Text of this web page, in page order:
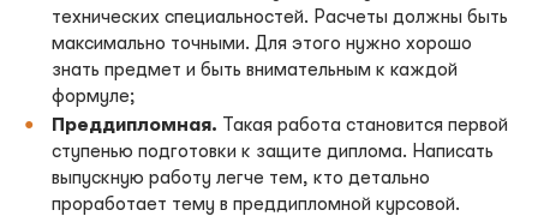
технических специальностей. Расчеты должны быть
максимально точными. Для этого нужно хорошо
знать предмет и быть внимательным к каждой
формуле;
Преддипломная. Такая работа становится первой
ступенью подготовки к защите диплома. Написать
выпускную работу легче тем, кто детально
проработает тему в преддипломной курсовой.